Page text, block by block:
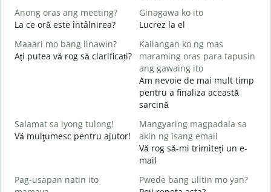
Anong oras ang meeting?
La ce oră este întâlnirea?
Ginagawa ko ito
Lucrez la el
Maaari mo bang linawin?
Ați putea vă rog să clarificați?
Kailangan ko ng mas
maraming oras para tapusin
ang gawaing ito
Am nevoie de mai mult timp
pentru a finaliza această
sarcină
Salamat sa iyong tulong!
Vă mulţumesc pentru ajutor!
Mangyaring magpadala sa
akin ng isang email
Vă rog să-mi trimiteți un e-
mail
Pag-usapan natin ito
Pwede bang ulitin mo yan?